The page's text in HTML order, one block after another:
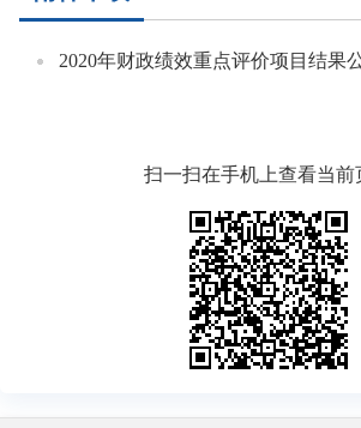
2020年财政绩效重点评价项目结果
扫一扫在手机上查看当前